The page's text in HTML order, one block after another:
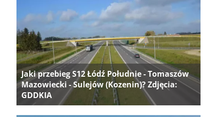
Jaki przebieg S12 Łódź Południe - Tomaszów
Mazowiecki - Sulejów (Kozenin)? Zdjęcia:
GDDKIA